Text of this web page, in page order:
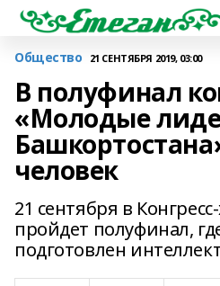
Общество 21 СЕНТЯБРЯ 2019, 03:00
В полуфинал
«Молодые
человек
21 сентября в
пройдет полуфинал,
подготовлен